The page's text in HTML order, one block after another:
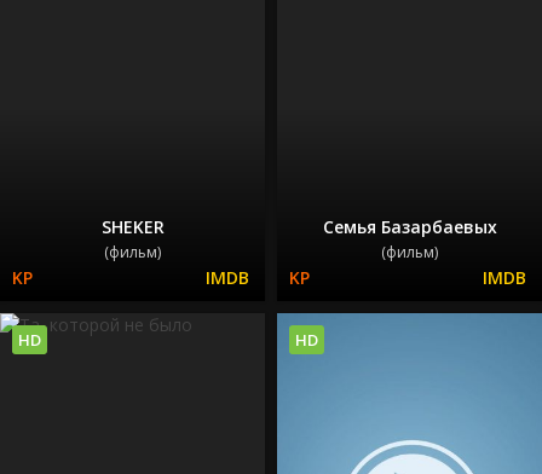
SHEKER
(фильм)
Семья Базарбаевых
(фильм)
HD HD